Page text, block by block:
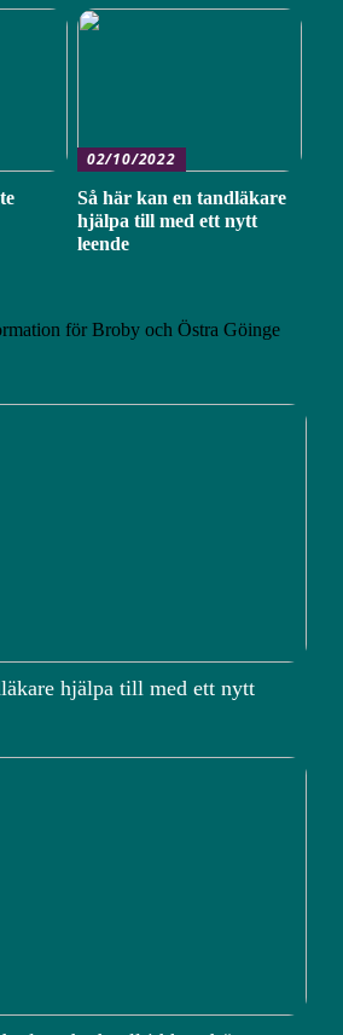
02/10/2022
Så här kan en tandläkare
hjälpa till med ett nytt
leende
för Broby och Östra Göinge
hjälpa till med ett nytt